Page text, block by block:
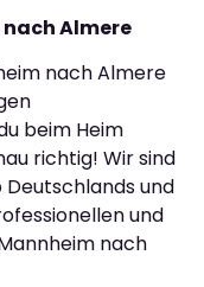
Almere
nach Almere
beim Heim
richtig! Wir sind
und
und
nach